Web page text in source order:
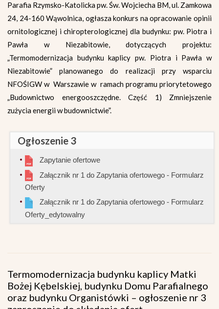
Parafia Rzymsko-Katolicka pw. Św. Wojciecha BM, ul. Zamkowa
24, 24-160 Wąwolnica, ogłasza konkurs na opracowanie opinii
ornitologicznej i chiropterologicznej dla budynku: pw. Piotra i
Pawła w Niezabitowie, dotyczących projektu:
„Termomodernizacja budynku kaplicy pw. Piotra i Pawła w
Niezabitowie” planowanego do realizacji przy wsparciu
NFOŚIGW w Warszawie w ramach programu priorytetowego
„Budownictwo energooszczędne. Część 1) Zmniejszenie
zużycia energii w budownictwie”.
Ogłoszenie 3
Zapytanie ofertowe
Załącznik nr 1 do Zapytania ofertowego - Formularz
Oferty
Załącznik nr 1 do Zapytania ofertowego - Formularz
Oferty_edytowalny
Termomodernizacja budynku kaplicy Matki
Bożej Kębelskiej, budynku Domu Parafialnego
oraz budynku Organistówki – ogłoszenie nr 3